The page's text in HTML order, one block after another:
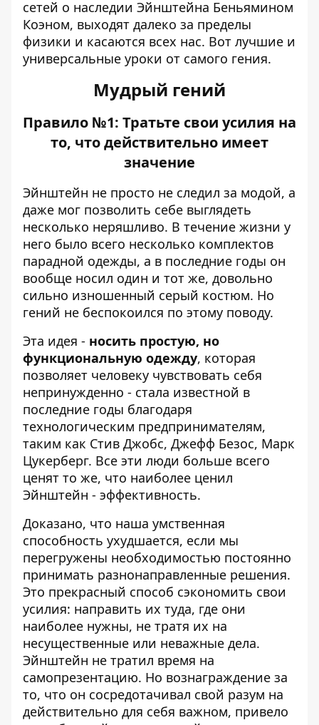
сетей о наследии Эйнштейна Беньямином
Коэном, выходят далеко за пределы
физики и касаются всех нас. Вот лучшие и
универсальные уроки от самого гения.
Мудрый гений
Правило №1: Тратьте свои усилия на
то, что действительно имеет
значение
Эйнштейн не просто не следил за модой, а
даже мог позволить себе выглядеть
несколько неряшливо. В течение жизни у
него было всего несколько комплектов
парадной одежды, а в последние годы он
вообще носил один и тот же, довольно
сильно изношенный серый костюм. Но
гений не беспокоился по этому поводу.
Эта идея - носить простую, но
функциональную одежду, которая
позволяет человеку чувствовать себя
непринужденно - стала известной в
последние годы благодаря
технологическим предпринимателям,
таким как Стив Джобс, Джефф Безос, Марк
Цукерберг. Все эти люди больше всего
ценят то же, что наиболее ценил
Эйнштейн - эффективность.
Доказано, что наша умственная
способность ухудшается, если мы
перегружены необходимостью постоянно
принимать разнонаправленные решения.
Это прекрасный способ сэкономить свои
усилия: направить их туда, где они
наиболее нужны, не тратя их на
несущественные или неважные дела.
Эйнштейн не тратил время на
самопрезентацию. Но вознаграждение за
то, что он сосредотачивал свой разум на
действительно для себя важном, привело